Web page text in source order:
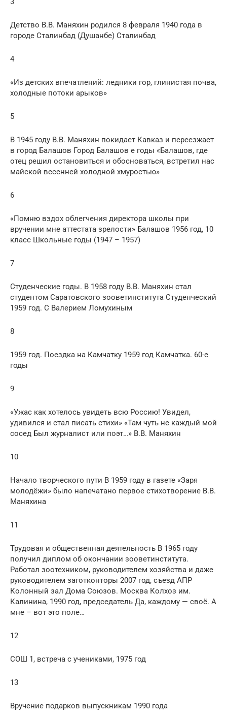
Детство В.В. Маняхин родился 8 февраля 1940 года в
городе Сталинбад (Душанбе) Сталинбад
4
«Из детских впечатлений: ледники гор, глинистая почва,
холодные потоки арыков»
5
В 1945 году В.В. Маняхин покидает Кавказ и переезжает
в город Балашов Город Балашов е годы «Балашов, где
отец решил остановиться и обосноваться, встретил нас
майской весенней холодной хмуростью»
6
«Помню вздох облегчения директора школы при
вручении мне аттестата зрелости» Балашов 1956 год, 10
класс Школьные годы (1947 – 1957)
7
Студенческие годы. В 1958 году В.В. Маняхин стал
студентом Саратовского зооветинститута Студенческий
1959 год. С Валерием Ломухиным
8
1959 год. Поездка на Камчатку 1959 год Камчатка. 60-е
годы
9
«Ужас как хотелось увидеть всю Россию! Увидел,
удивился и стал писать стихи» «Там чуть не каждый мой
сосед Был журналист или поэт…» В.В. Маняхин
10
Начало творческого пути В 1959 году в газете «Заря
молодёжи» было напечатано первое стихотворение В.В.
Маняхина
11
Трудовая и общественная деятельность В 1965 году
получил диплом об окончании зооветинститута.
Работал зоотехником, руководителем хозяйства и даже
руководителем заготконторы 2007 год, съезд АПР
Колонный зал Дома Союзов. Москва Колхоз им.
Калинина, 1990 год, председатель Да, каждому — своё. А
мне – вот это поле…
12
СОШ 1, встреча с учениками, 1975 год
13
Вручение подарков выпускникам 1990 года